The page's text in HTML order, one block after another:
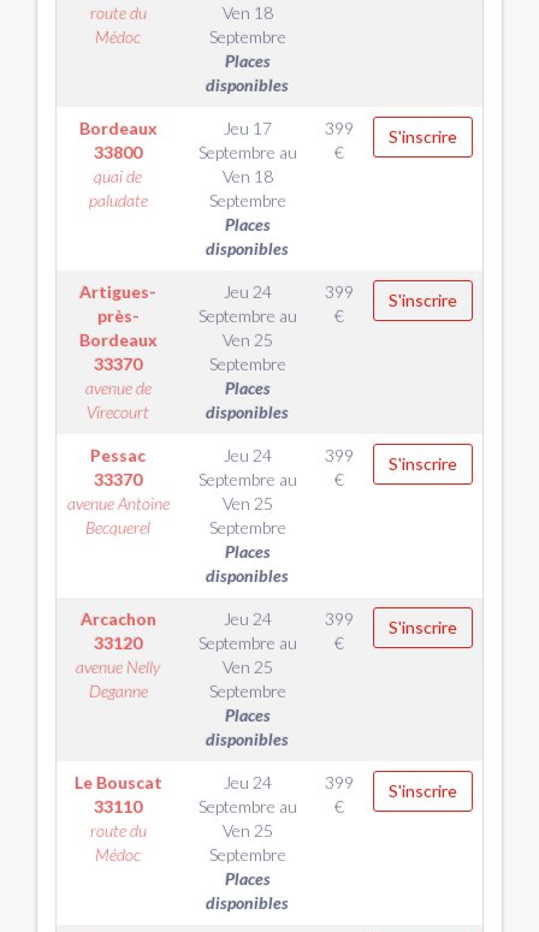
route du
Médoc
Ven 18
Septembre
Places
disponibles
Bordeaux
33800
quai de
paludate
Jeu 17
Septembre au
Ven 18
Septembre
Places
disponibles
399
€
S'inscrire
Artigues-
près-
Bordeaux
33370
avenue de
Virecourt
Jeu 24
Septembre au
Ven 25
Septembre
Places
disponibles
399
€
S'inscrire
Pessac
33370
avenue Antoine
Becquerel
Jeu 24
Septembre au
Ven 25
Septembre
Places
disponibles
399
€
S'inscrire
Arcachon
33120
avenue Nelly
Deganne
Jeu 24
Septembre au
Ven 25
Septembre
Places
disponibles
399
€
S'inscrire
Le Bouscat
33110
route du
Médoc
Jeu 24
Septembre au
Ven 25
Septembre
Places
disponibles
399
€
S'inscrire